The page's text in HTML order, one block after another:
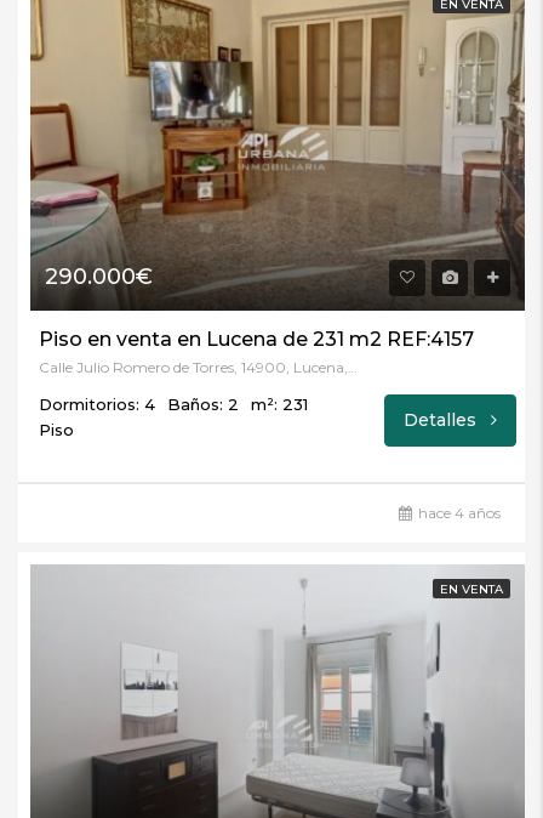
EN VENTA
290.000€
Piso en venta en Lucena de 231 m2 REF:4157
Calle Julio Romero de Torres, 14900, Lucena, Córdoba
Dormitorios: 4 Baños: 2
m²: 231
Piso
Detalles
hace 4 años
EN VENTA